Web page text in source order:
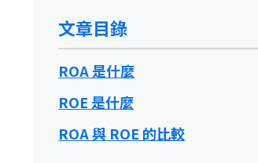
文章目錄
ROA 是什麼
ROE 是什麼
ROA 與 ROE 的比較